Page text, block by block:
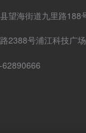
望海街道九里路188
2388号浦江科技广